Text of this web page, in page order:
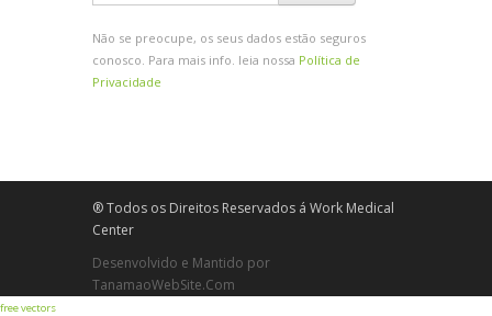
Não se preocupe, os seus dados estão seguros
conosco. Para mais info. leia nossa Política de
Privacidade
® Todos os Direitos Reservados á Work Medical
Center
Desenvolvido e Mantido por
TanamaoWebSite.Com
free vectors